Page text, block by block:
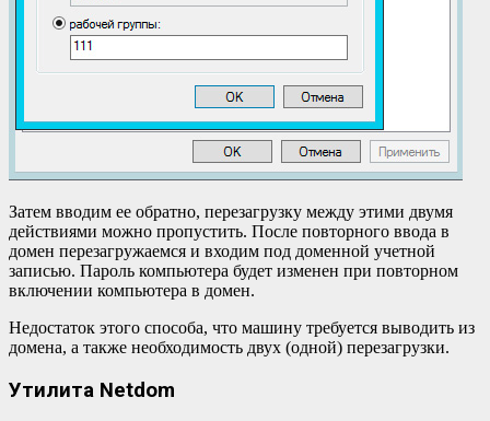
Затем вводим ее обратно, перезагрузку между этими двумя
действиями можно пропустить. После повторного ввода в
домен перезагружаемся и входим под доменной учетной
записью. Пароль компьютера будет изменен при повторном
включении компьютера в домен.
Недостаток этого способа, что машину требуется выводить из
домена, а также необходимость двух (одной) перезагрузки.
Утилита Netdom